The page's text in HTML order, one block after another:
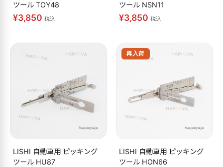
ツール TOY48
¥3,850 税込
ツール NSN11
¥3,850 税込
LISHI 自動車用 ピッキング
ツール HU87
再入荷
LISHI 自動車用 ピッキング
ツール HON66